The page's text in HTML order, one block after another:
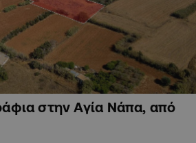
στην Αγία Νάπα, από